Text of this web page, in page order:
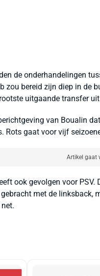
de onderhandelingen
zou bereid zijn diep in de
uitgaande transfer
van Boualin
Rots gaat voor vijf
Artikel gaat
ook gevolgen voor
met de linksback,